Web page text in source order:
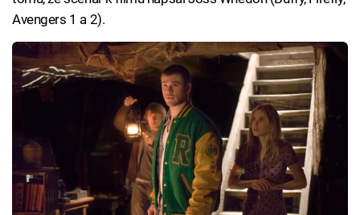
Avengers 1 a 2).